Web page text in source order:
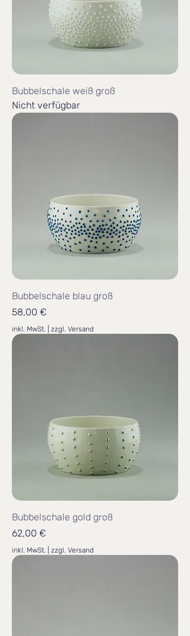
Bubbelschale weiß groß
Nicht verfügbar
Bubbelschale blau groß
Preis
58,00 €
inkl. MwSt. zzgl. Versand
Bubbelschale gold groß
Preis
62,00 €
inkl. MwSt. zzgl. Versand